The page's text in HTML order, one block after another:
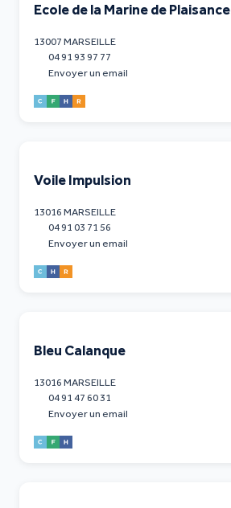
Ecole de la Marine de Plaisance
13007 MARSEILLE
04 91 93 97 77
Envoyer un email
Voile Impulsion
13016 MARSEILLE
04 91 03 71 56
Envoyer un email
Bleu Calanque
13016 MARSEILLE
04 91 47 60 31
Envoyer un email